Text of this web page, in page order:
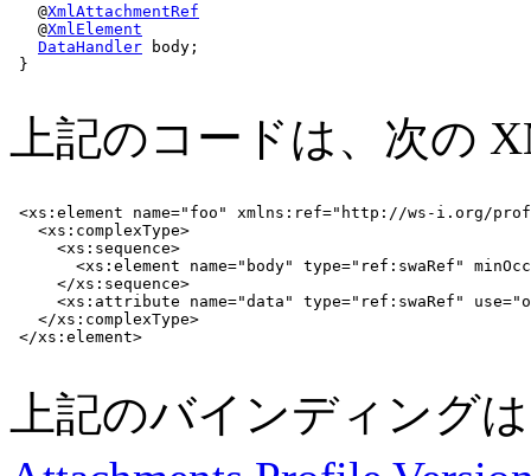
   @
XmlAttachmentRef
   @
XmlElement
DataHandler body;
}
上記のコードは、次の
<xs:element name="foo" xmlns:ref="http://ws-i.org/
   <xs:complexType>
     <xs:sequence>
<xs:element name="body" type="ref:swaRef"
     </xs:sequence>
<xs:attribute name="data" type="ref:swaRef"
   </xs:complexType>
</xs:element>
上記のバインディング